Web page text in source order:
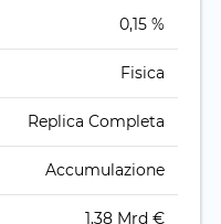
0,15 %
Fisica
Replica Completa
Accumulazione
1,38 Mrd €